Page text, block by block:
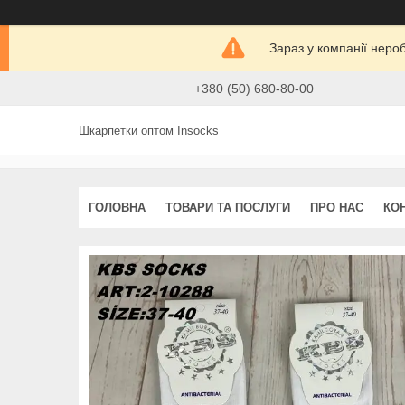
Зараз у компанії
+380 (50) 680-80-00
Шкарпетки оптом Insocks
ГОЛОВНА ТОВАРИ ТА ПОСЛУГИ ПРО НАС